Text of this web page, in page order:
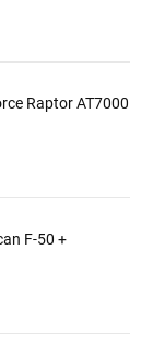
Raptor AT7000
F-50 +